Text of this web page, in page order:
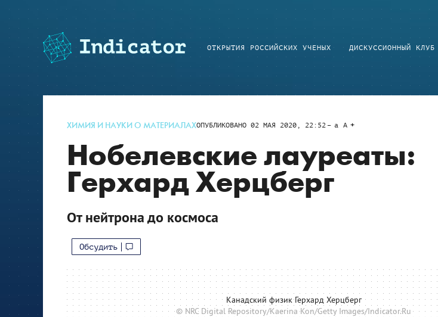
ОТКРЫТИЯ РОССИЙСКИХ УЧЕНЫХ ДИСКУССИОННЫЙ КЛУБ
ХИМИЯ И НАУКИ О МАТЕРИАЛАХОПУБЛИКОВАНО 02 МАЯ 2020, 22:52 a A
Нобелевские лауреаты:
Герхард Херцберг
От нейтрона до космоса
Обсудить
Канадский физик Герхард Херцберг
© NRC Digital Repository/Kaerina Kon/Getty Images/Indicator.Ru